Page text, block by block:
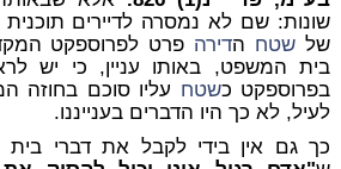
שונות: שם לא נמסרה לדיירים
של שטח הדירה פרט לפרוספקט
בית המשפט, באותו עניין, כי יש
בפרוספקט כשטח עליו סוכם בחוזה
לעיל, לא כך היו הדברים בענייננו.
כך גם אין בידי לקבל את דברי